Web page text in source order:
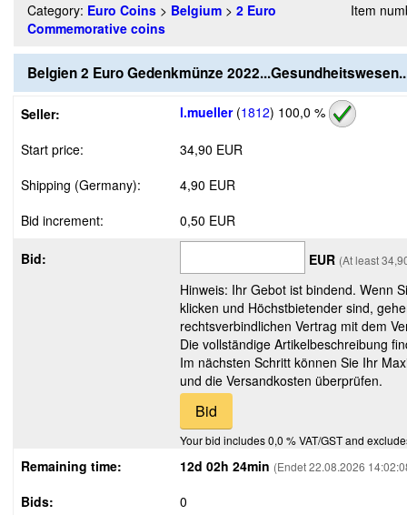
Category: Euro Coins > Belgium > 2 Euro
Commemorative coins
Item
Belgien 2 Euro Gedenkmünze
Seller: l.mueller(1812) 100,0 %
Start price:
34,90 EUR
Shipping (Germany):
4,90 EUR
Bid increment:
0,50 EUR
Bid: EUR (At least
Hinweis: Ihr Gebot ist bindend. Wenn
klicken und Höchstbietender sind,
rechtsverbindlichen Vertrag mit dem
Die vollständige Artikelbeschreibung
Im nächsten Schritt können Sie Ihr
und die Versandkosten überprüfen.
Your bid includes 0,0 % VAT/GST and
Remaining time: 12d 02h 24min (Endet 22.08.2026
Bids: 0